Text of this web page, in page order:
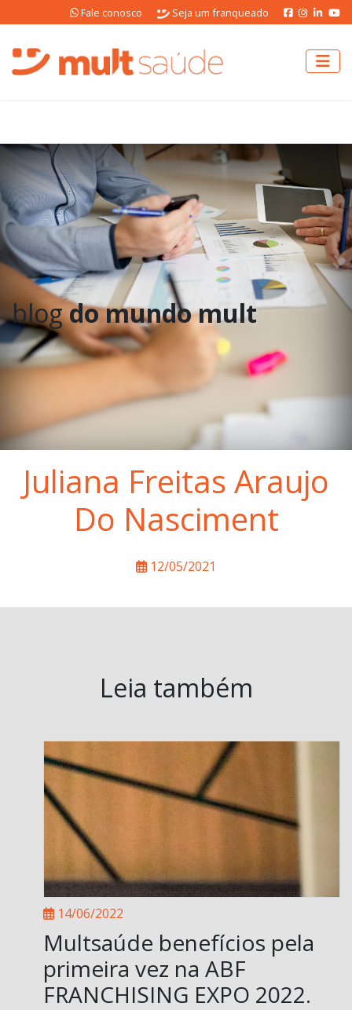
Fale conosco Seja um franqueado
blogdo mundo mult
Juliana Freitas Araujo
Do Nasciment
12/05/2021
Leia também
14/06/2022
Multsaúde benefícios pela
primeira vez na ABF
FRANCHISING EXPO 2022.